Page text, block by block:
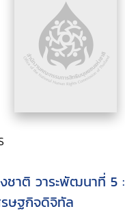
ชาติ วาระพัฒนาที่ 5 :
ษฐกิจดิจิทัล